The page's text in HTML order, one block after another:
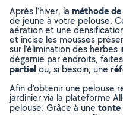
Après l’hiver, la méthode
de jeune à votre pelouse.
aération et une
et incise les mousses
sur l’élimination des
dégarnie par endroits,
partiel ou, si besoin, une
Afin d’obtenir une pelouse
jardinier via la plateforme
pelouse. Grâce à une tonte